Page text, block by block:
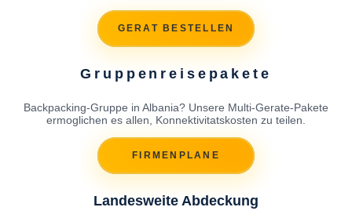
GERAT BESTELLEN
Gruppenreisepakete
Backpacking-Gruppe in Albania? Unsere Multi-Gerate-Pakete
ermoglichen es allen, Konnektivitatskosten zu teilen.
FIRMENPLANE
Landesweite Abdeckung